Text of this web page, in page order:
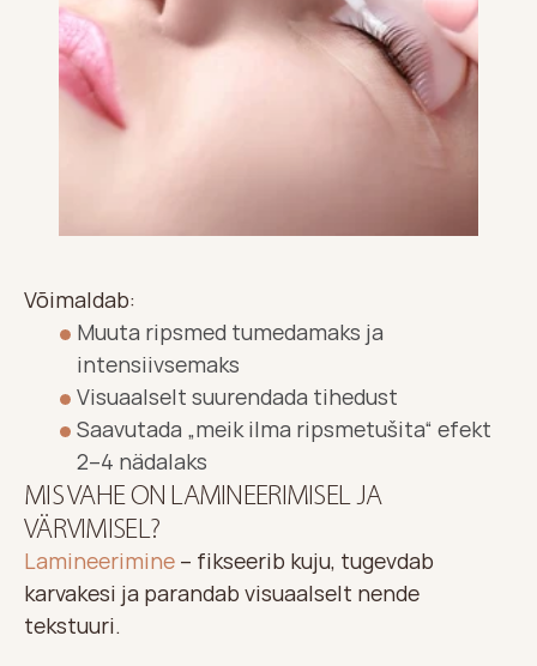
Võimaldab:
Muuta ripsmed tumedamaks ja
intensiivsemaks
Visuaalselt suurendada tihedust
Saavutada „meik ilma ripsmetušita“ efekt
2–4 nädalaks
MIS VAHE ON LAMINEERIMISEL JA
VÄRVIMISEL?
Lamineerimine – fikseerib kuju, tugevdab
karvakesi ja parandab visuaalselt nende
tekstuuri.